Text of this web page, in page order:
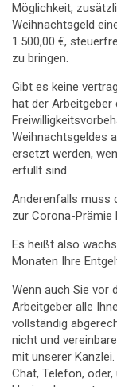
Möglichkeit,
Weihnachtsgeld
1.500,00 €,
zu bringen.
Gibt es keine
hat der Arbeitgeber
Weihnachtsgeldes
ersetzt werden,
erfüllt sind.
Anderenfalls muss
zur Corona-Prämie
Es heißt also
Monaten Ihre
Wenn auch Sie vor
Arbeitgeber alle
vollständig
nicht und
mit unserer
Chat, Telefon,